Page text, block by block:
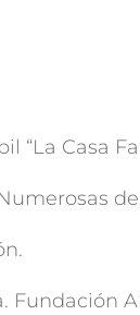
“La Casa
Fundación